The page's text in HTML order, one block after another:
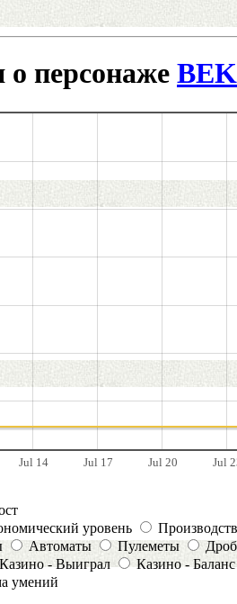
персонаже
Jul 14 Jul 17 Jul 20 Jul
уровень
Автоматы Пулеметы
Казино - Выиграл
Казино - Баланс
умений